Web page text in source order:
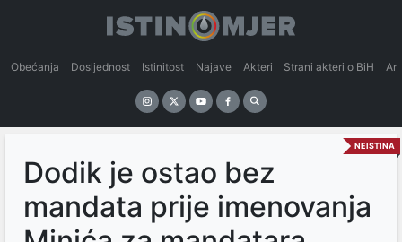
Obećanja Dosljednost Istinitost Najave Akteri Strani akteri o BiH
NEISTINA
Dodik je ostao bez
mandata prije imenovanja